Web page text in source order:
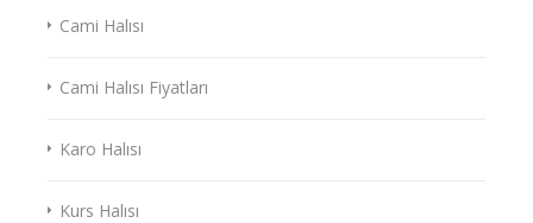
Cami Halısı
Cami Halısı Fiyatları
Karo Halısı
Kurs Halısı